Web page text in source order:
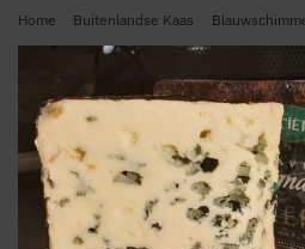
Home Buitenlandse Kaas